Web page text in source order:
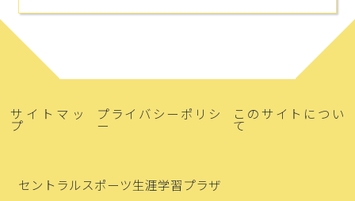
サイトマッ
プ
プライバシーポリシ
ー
このサイトについ
て
セントラルスポーツ生涯学習プラザ